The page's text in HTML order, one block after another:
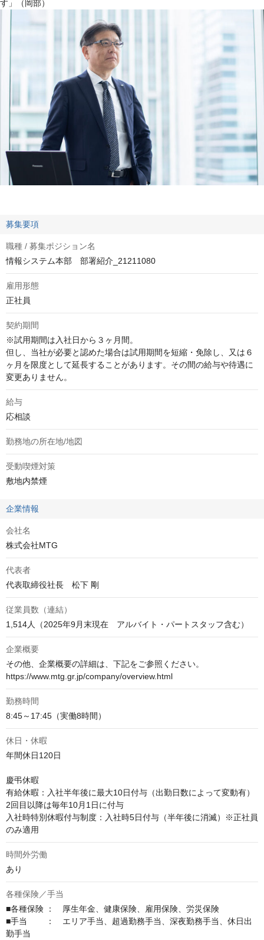
す」（岡部）
募集要項
職種 / 募集ポジション名
情報システム本部 部署紹介_21211080
雇用形態
正社員
契約期間
※試用期間は入社日から３ヶ月間。
但し、当社が必要と認めた場合は試用期間を短縮・免除し、又は６
ヶ月を限度として延長することがあります。その間の給与や待遇に
変更ありません。
給与
応相談
勤務地の所在地/地図
受動喫煙対策
敷地内禁煙
企業情報
会社名
株式会社MTG
代表者
代表取締役社長　松下 剛
従業員数（連結）
1,514人（2025年9月末現在　アルバイト・パートスタッフ含む）
企業概要
その他、企業概要の詳細は、下記をご参照ください。
https://www.mtg.gr.jp/company/overview.html
勤務時間
休日・休暇
年間休日120日
慶弔休暇
有給休暇：入社半年後に最大10日付与（出勤日数によって変動有）
2回目以降は毎年10月1日に付与
入社時特別休暇付与制度：入社時5日付与（半年後に消滅）※正社員
のみ適用
時間外労働
あり
各種保険／手当
■各種保険 ：　厚生年金、健康保険、雇用保険、労災保険
■手当　　 ：　エリア手当、超過勤務手当、深夜勤務手当、休日出
勤手当